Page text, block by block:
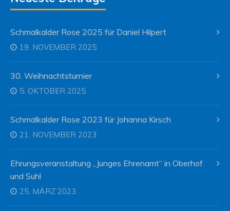
Schmalkalder Rose 2025 für Daniel Hilpert
19. NOVEMBER 2025
30. Weihnachtsturnier
5. OKTOBER 2025
Schmalkalder Rose 2023 für Johanna Kirsch
21. NOVEMBER 2023
Ehrungsveranstaltung „Junges Ehrenamt“ in Oberhof
und Suhl
25. MÄRZ 2023